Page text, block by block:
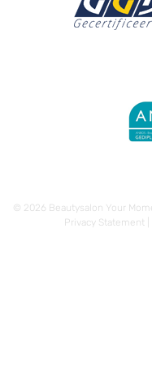
© 2026 Beautysalon Your
Privacy Statement|